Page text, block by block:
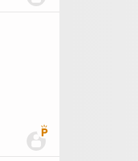
Premium Benutzer